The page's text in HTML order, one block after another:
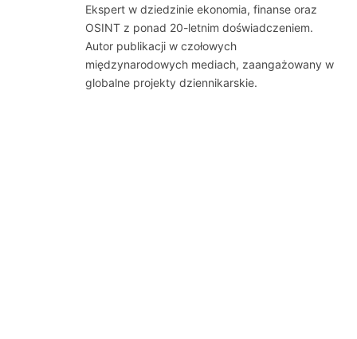
Ekspert w dziedzinie ekonomia, finanse oraz
OSINT z ponad 20-letnim doświadczeniem.
Autor publikacji w czołowych
międzynarodowych mediach, zaangażowany w
globalne projekty dziennikarskie.